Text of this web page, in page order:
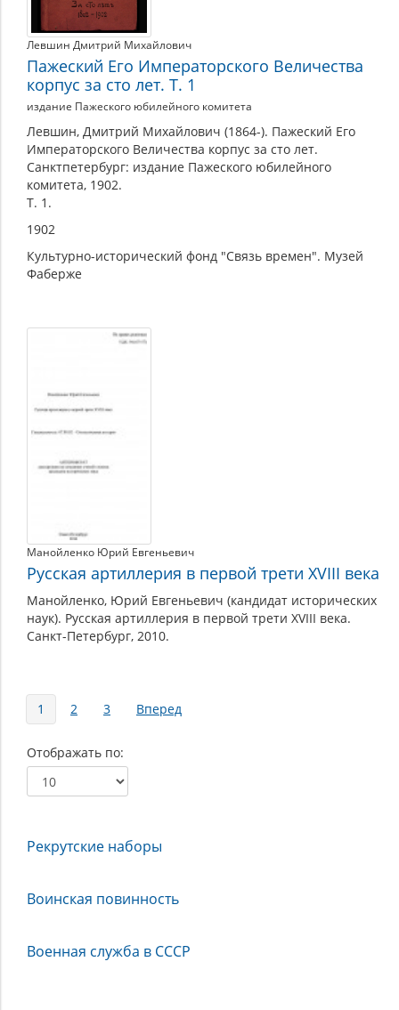
Левшин Дмитрий Михайлович
Пажеский Его Императорского Величества
корпус за сто лет. Т. 1
издание Пажеского юбилейного комитета
Левшин, Дмитрий Михайлович (1864-). Пажеский Его
Императорского Величества корпус за сто лет.
Санктпетербург: издание Пажеского юбилейного
комитета, 1902.
Т. 1.
1902
Культурно-исторический фонд "Связь времен". Музей
Фаберже
Манойленко Юрий Евгеньевич
Русская артиллерия в первой трети XVIII века
Манойленко, Юрий Евгеньевич (кандидат исторических
наук). Русская артиллерия в первой трети XVIII века.
Санкт-Петербург, 2010.
Страницы
1 2 3 Вперед
Отображать по
Рекрутские наборы
Воинская повинность
Военная служба в СССР